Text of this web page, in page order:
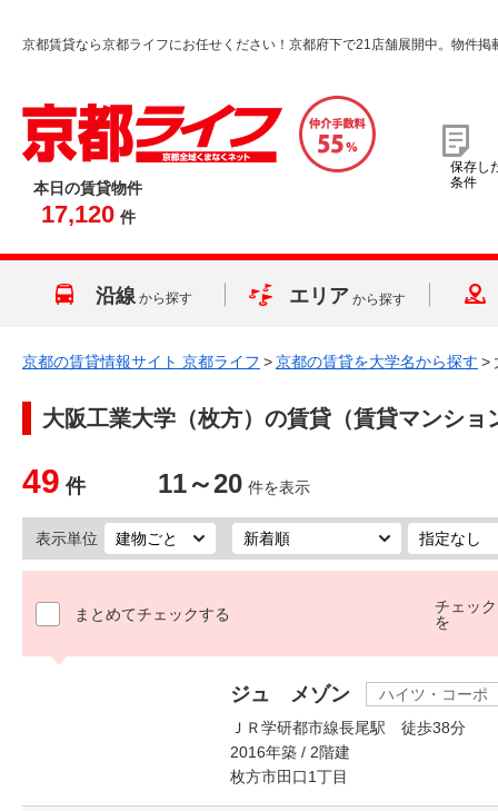
京都賃貸なら京都ライフにお任せください！京都府下で21店舗展開中。物件掲
本日の賃貸物件
17,120 件
保存し
条件
沿線 から探す エリア から探す
京都の賃貸情報サイト 京都ライフ >京都の賃貸を大学名から探す >
大阪工業大学（枚方） の賃貸（賃貸マンショ
49 件 11～20 件を表示
表示単位
まとめてチェックする
チェッ
を
ジュ メゾン
ハイツ・コーポ
ＪＲ学研都市線長尾駅 徒歩38分
2016年築 / 2階建
枚方市田口1丁目